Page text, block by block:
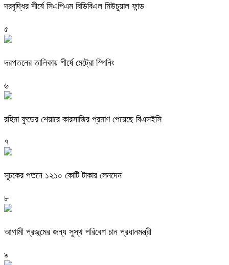
দরবৃদ্ধির শীর্ষে সিএপিএম বিডিবিএল মিউচুয়াল ফান্ড
৫
দরপতনের তালিকায় শীর্ষে মেট্রো স্পিনিং
৬
রহিমা ফুডের শেয়ারে কারসাজির প্রমাণ পেয়েছে বিএসইসি
৭
সূচকের পতনে ১২১০ কোটি টাকার লেনদেন
৮
আগামী প্রজন্মের জন্য সুস্থ পরিবেশ চান প্রধানমন্ত্রী
৯